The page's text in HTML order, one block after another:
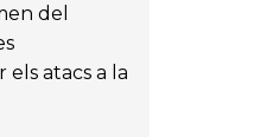
del
els atacs a la